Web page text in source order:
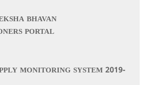
BHAVAN
PORTAL
MONITORING SYSTEM 2019-